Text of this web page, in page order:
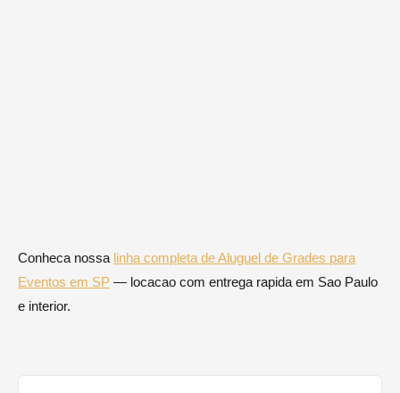
Conheca nossa linha completa de Aluguel de Grades para
Eventos em SP — locacao com entrega rapida em Sao Paulo
e interior.